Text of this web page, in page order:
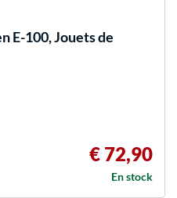
E-100, Jouets de
€ 72,90
En stock